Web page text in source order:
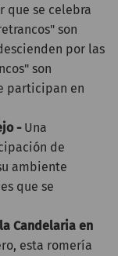
que se celebra
son
por las
son
participan en
-Una
de
ambiente
que se
Candelaria en
esta romería